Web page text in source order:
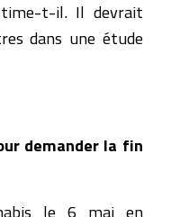
t-il. Il devrait
dans une étude
demander la fin
le 6 mai en